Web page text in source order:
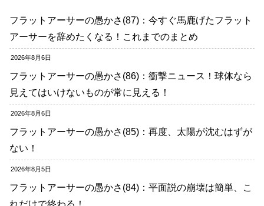
フラットアーサーの愚かさ(87)：今すぐ馬鹿げたフラット
アーサーを辞めたくなる！これまでのまとめ
2026年8月6日
フラットアーサーの愚かさ(86)：衝撃ニュース！球体なら
見えてはいけないものが常に見える！
2026年8月6日
フラットアーサーの愚かさ(85)：再度、太陽が沈むはずが
ない！
2026年8月5日
フラットアーサーの愚かさ(84)：平面説の崩壊は簡単、こ
れだけで終わる！